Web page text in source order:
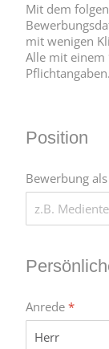
Mit dem
mit wenigen
Alle mit einem
Pflichtangaben.
Position
Bewerbung als
Anrede *